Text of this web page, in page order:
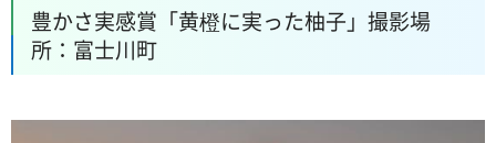
豊かさ実感賞「黄橙に実った柚子」撮影場
所：富士川町